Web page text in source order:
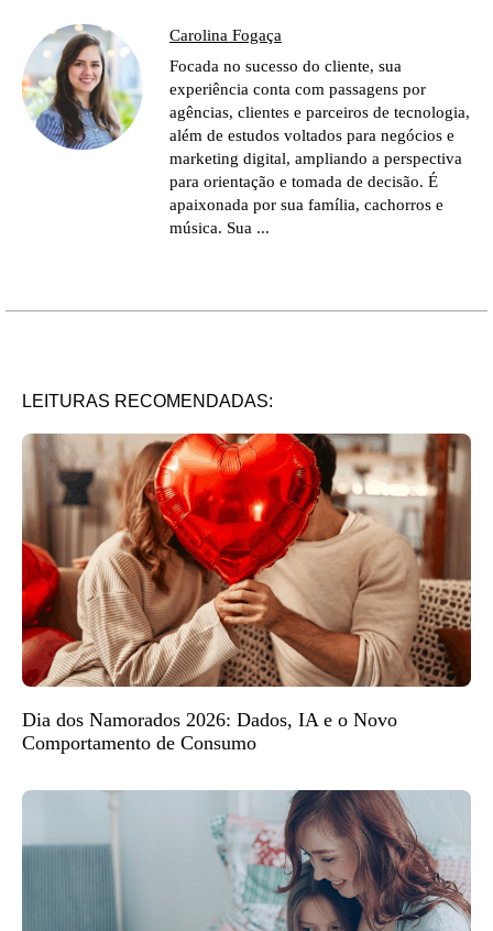
Carolina Fogaça
Focada no sucesso do cliente, sua
experiência conta com passagens por
agências, clientes e parceiros de tecnologia,
além de estudos voltados para negócios e
marketing digital, ampliando a perspectiva
para orientação e tomada de decisão. É
apaixonada por sua família, cachorros e
música. Sua ...
LEITURAS RECOMENDADAS:
Dia dos Namorados 2026: Dados, IA e o Novo
Comportamento de Consumo